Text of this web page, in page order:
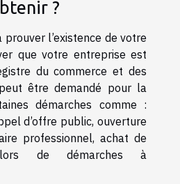
?
prouver l’existence de votre
que votre entreprise est
du commerce et des
être demandé pour la
démarches comme :
d’offre public, ouverture
professionnel, achat de
de démarches à